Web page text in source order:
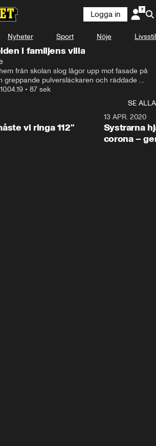
Logga in
Nyheter Sport Nöje Livsstil
i familjens villa
från skolan slog lågor upp mot fasade på
greppande pulversläckaren och räddade
10.04.19 • 87 sek
SE ALLA
vi ringa 112"
13 APR. 2020
Systrarna
corona –